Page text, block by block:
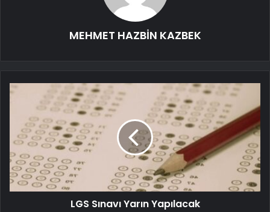
MEHMET HAZBİN KAZBEK
LGS Sınavı Yarın Yapılacak